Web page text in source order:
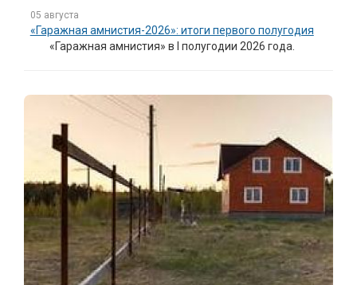
05 августа
«Гаражная амнистия-2026»: итоги первого полугодия
«Гаражная амнистия» в I полугодии 2026 года.